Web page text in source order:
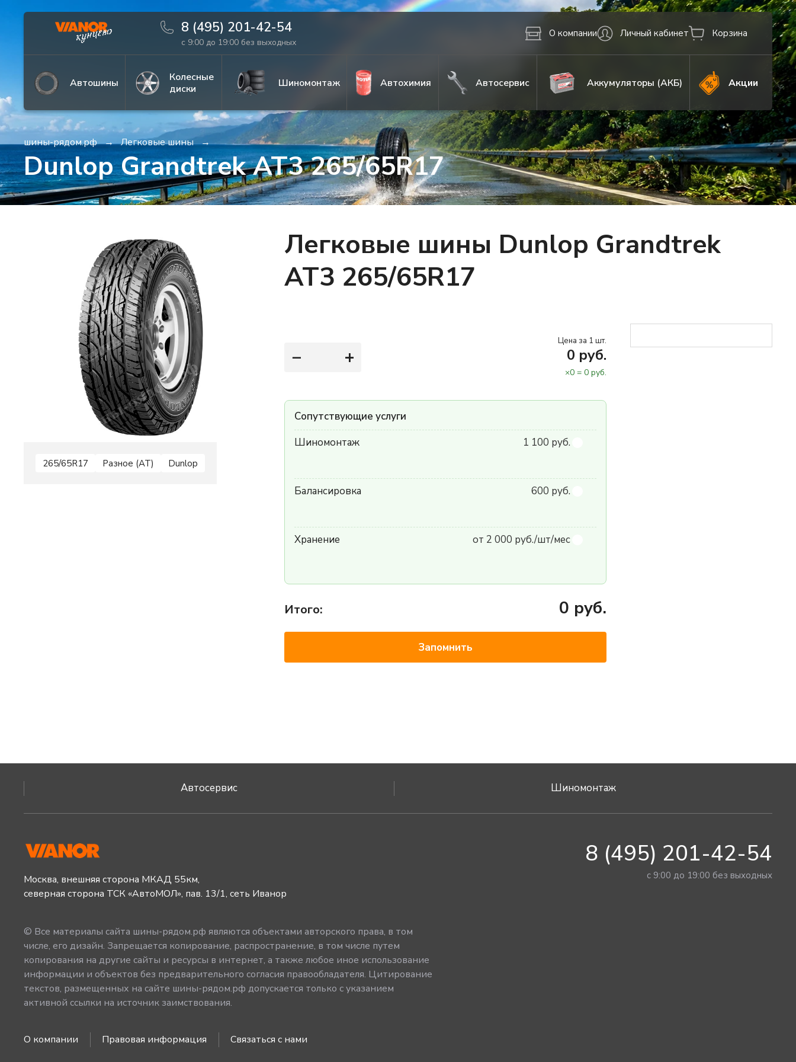
8 (495) 201-42-54
с 9:00 до 19:00 без выходных
О компании Личный кабинет Корзина
Автошины
Колесные
диски
Шиномонтаж Автохимия Автосервис Аккумуляторы (АКБ) Акции
шины-рядом.рф Легковые шины
Dunlop Grandtrek AT3 265/65R17
265/65R17 Разное (AT) Dunlop
Легковые шины Dunlop Grandtrek
AT3 265/65R17
− +
Цена за 1 шт.
0 руб.
×0 = 0 руб.
Сопутствующие услуги
Шиномонтаж
1 100 руб.
Балансировка 600 руб.
Хранение от 2 000 руб./шт/мес
Итого: 0 руб.
Запомнить
Автосервис Шиномонтаж
Москва, внешняя сторона МКАД 55км,
северная сторона ТСК «АвтоМОЛ», пав. 13/1, сеть Иванор
8 (495) 201-42-54
с 9:00 до 19:00 без выходных
© Все материалы сайта шины-рядом.рф являются объектами авторского права, в том
числе, его дизайн. Запрещается копирование, распространение, в том числе путем
копирования на другие сайты и ресурсы в интернет, а также любое иное использование
информации и объектов без предварительного согласия правообладателя. Цитирование
текстов, размещенных на сайте шины-рядом.рф допускается только с указанием
активной ссылки на источник заимствования.
О компании Правовая информация Связаться с нами
Информация Фото товара